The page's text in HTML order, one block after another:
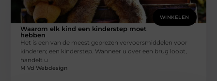
WINKELEN
Waarom elk kind een kinderstep moet
hebben
Het is een van de meest geprezen vervoersmiddelen voor
kinderen; een kinderstep. Wanneer u over een brug loopt,
handelt u
M Vd Webdesign